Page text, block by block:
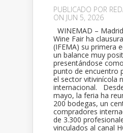
PUBLICADO POR
ON JUN 5, 2026
WINEMAD –
Wine Fair ha
(IFEMA) su primera
un balance muy
presentándose
punto de encuentro
el sector vitivinícola
internacional.
mayo, la feria ha
200 bodegas, un
compradores
de 3.300
vinculados al canal